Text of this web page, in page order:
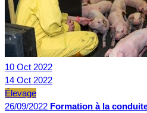
10 Oct 2022
14 Oct 2022
Élevage
26/09/2022 Formation à la